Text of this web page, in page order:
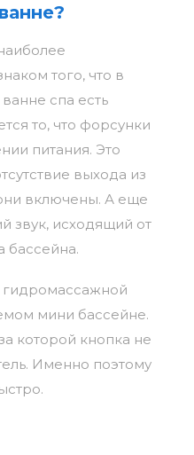
того, что в
спа есть
то, что форсунки
питания. Это
выхода из
включены. А еще
звук, исходящий от
бассейна.
мини бассейне.
которой кнопка не
Именно поэтому